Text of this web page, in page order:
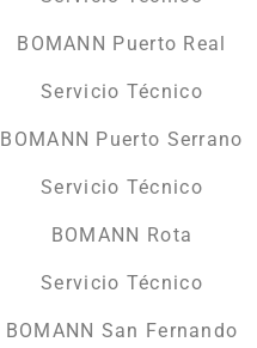
BOMANN Puerto Real
Servicio Técnico
BOMANN Puerto Serrano
Servicio Técnico
BOMANN Rota
Servicio Técnico
BOMANN San Fernando